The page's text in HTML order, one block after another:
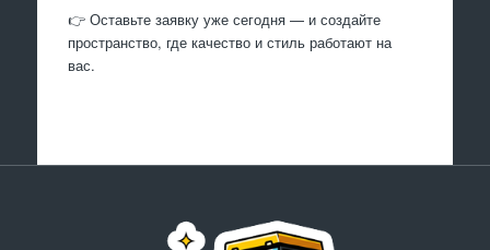
👉 Оставьте заявку уже сегодня — и создайте
пространство, где качество и стиль работают на
вас.